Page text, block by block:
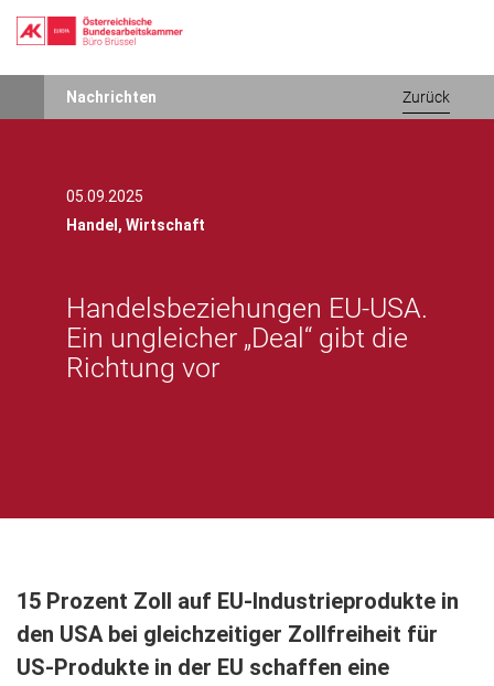
Nachrichten Zurück
05.09.2025
Handel, Wirtschaft
Handelsbeziehungen EU-USA.
Ein ungleicher „Deal“ gibt die
Richtung vor
15 Prozent Zoll auf EU-Industrieprodukte in
den USA bei gleichzeitiger Zollfreiheit für
US-Produkte in der EU schaffen eine